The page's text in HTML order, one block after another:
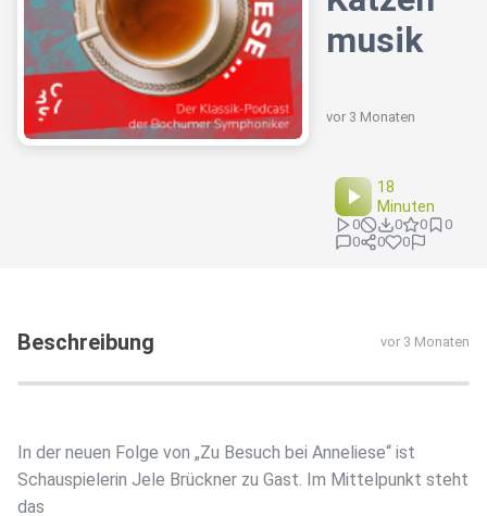
musik
vor 3 Monaten
18
Minuten
0 0 0
0
0
0 0
Beschreibung vor 3 Monaten
In der neuen Folge von „Zu Besuch bei Anneliese“ ist
Schauspielerin Jele Brückner zu Gast. Im Mittelpunkt steht
das